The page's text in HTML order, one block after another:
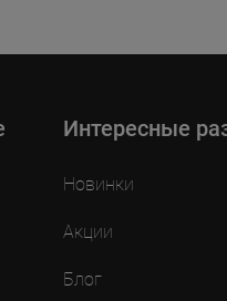
Интересные
Новинки
Акции
Блог